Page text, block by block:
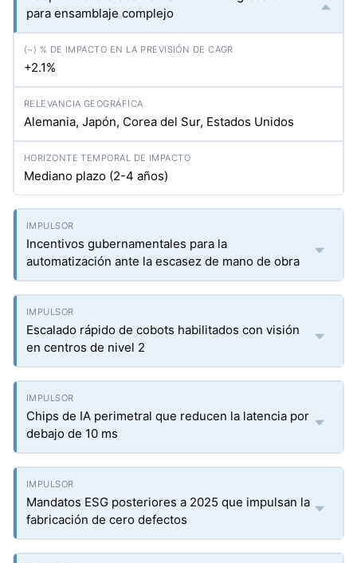
para ensamblaje complejo
+2.1%
Alemania, Japón, Corea del Sur, Estados Unidos
Mediano plazo (2-4 años)
Incentivos gubernamentales para la
automatización ante la escasez de mano de obra
Escalado rápido de cobots habilitados con visión
en centros de nivel 2
Chips de IA perimetral que reducen la latencia por
debajo de 10 ms
Mandatos ESG posteriores a 2025 que impulsan la
fabricación de cero defectos